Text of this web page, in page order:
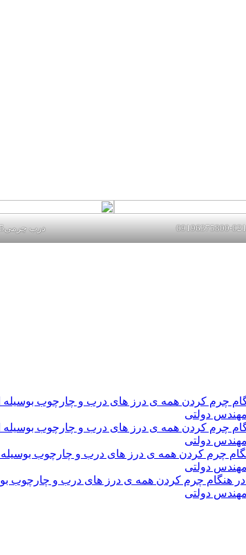
درب چرمی02155969245-09196375800
کردن همه ی درز های درب و چارچوب بوسیله
کردن همه ی درز های درب و چارچوب بوسیله
کردن همه ی درز های درب و چارچوب بوسیله
چرم کردن همه ی درز های درب و چارچوب